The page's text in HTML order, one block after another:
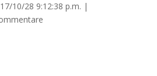
10/28 9:12:38 p.m. |